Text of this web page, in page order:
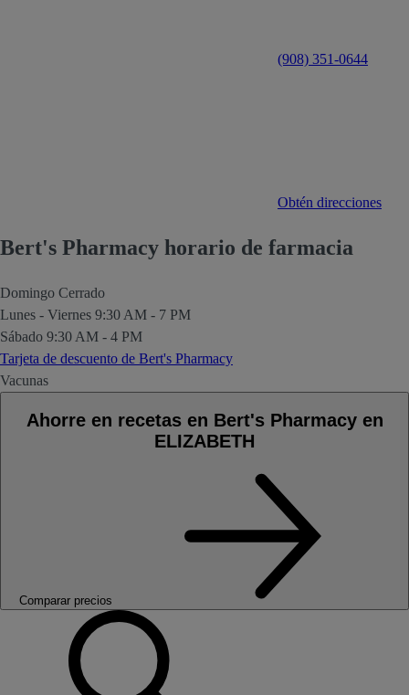
(908) 351-0644
Obtén direcciones
Bert's Pharmacy horario de farmacia
Domingo Cerrado
Lunes - Viernes 9:30 AM - 7 PM
Sábado 9:30 AM - 4 PM
Tarjeta de descuento de Bert's Pharmacy
Vacunas
Ahorre en recetas en Bert's Pharmacy en
ELIZABETH
Comparar precios